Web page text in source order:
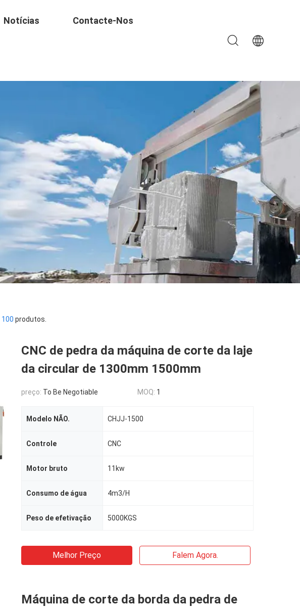
Notícias Contacte-Nos
100 produtos.
CNC de pedra da máquina de corte da laje
da circular de 1300mm 1500mm
preço: To Be Negotiable MOQ: 1
Modelo NÃO. CHJJ-1500
Controle CNC
Motor bruto 11kw
Consumo de água 4m3/H
Peso de efetivação 5000KGS
Melhor Preço Falem Agora.
Máquina de corte da borda da pedra de